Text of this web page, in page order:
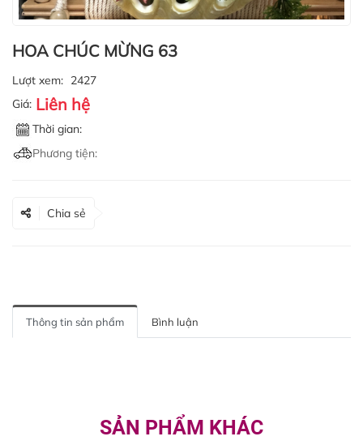
HOA CHÚC MỪNG 63
Lượt xem: 2427
Giá: Liên hệ
Thời gian:
Phương tiện:
Chia sẻ
Thông tin sản phẩm Bình luận
SẢN PHẨM KHÁC